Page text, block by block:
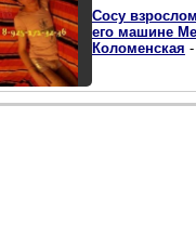
Сосу
его машине
Коломенская